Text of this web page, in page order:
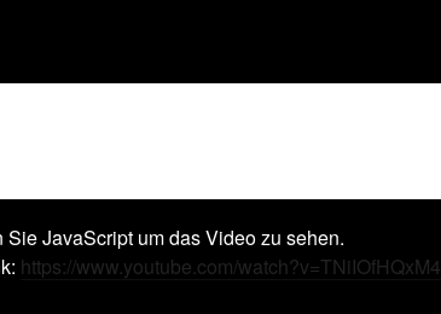
Sie JavaScript um das Video zu sehen.
https://www.youtube.com/watch?v=TNiIOfHQxM4